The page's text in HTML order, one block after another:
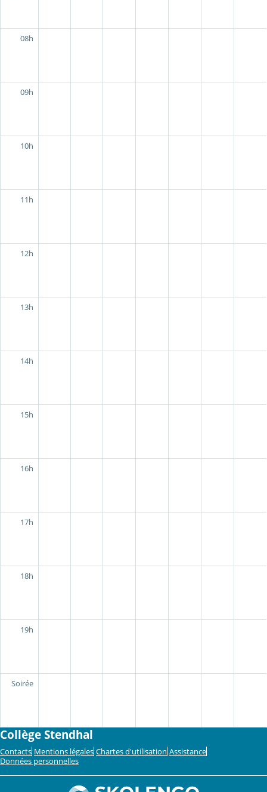
08h
09h
10h
11h
12h
13h
14h
15h
16h
17h
18h
19h
Soirée
Collège Stendhal
Contacts Mentions légales Chartes d'utilisation Assistance
Données personnelles